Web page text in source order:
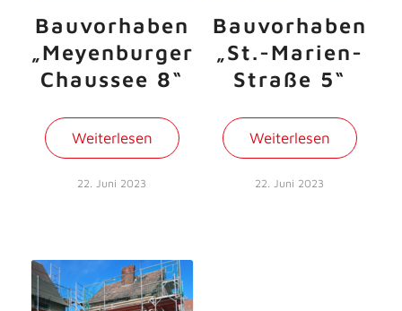
Bauvorhaben
„Meyenburger
Chaussee 8“
Weiterlesen
22. Juni 2023
Bauvorhaben
„St.-Marien-
Straße 5“
Weiterlesen
22. Juni 2023